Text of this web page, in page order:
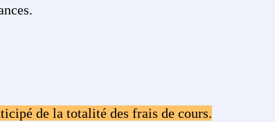
de la totalité des frais de cours.